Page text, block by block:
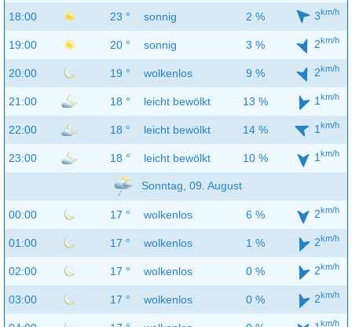
18:00 23 ° sonnig 2 % 3km/h
19:00 20 ° sonnig 3 % 2km/h
20:00 19 ° wolkenlos 9 % 2km/h
21:00 18 ° leicht bewölkt 13 % 1 km/h
22:00 18 ° leicht bewölkt 14 % 1 km/h
23:00 18 ° leicht bewölkt 10 % 1 km/h
Sonntag, 09. August
00:00 17 ° wolkenlos 6 % 2km/h
01:00 17 ° wolkenlos 1 % 2km/h
02:00 17 ° wolkenlos 0 % 2km/h
03:00 17 ° wolkenlos 0 % 2km/h
km/h